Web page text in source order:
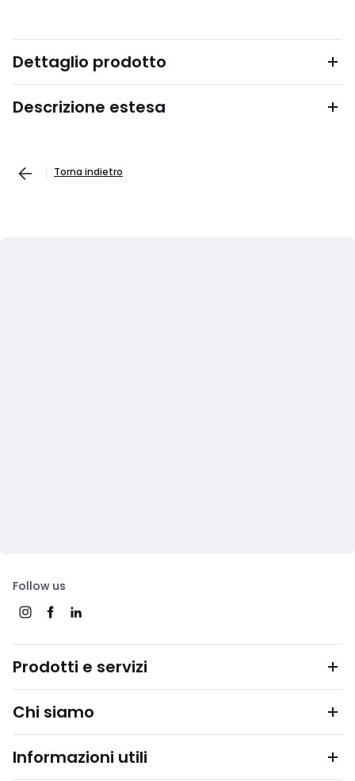
Dettaglio prodotto
Descrizione estesa
Torna indietro
Follow us
Prodotti e servizi
Chi siamo
Informazioni utili